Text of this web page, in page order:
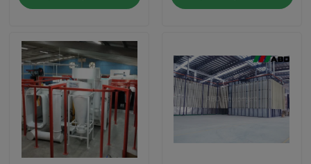
Au sujet de nous
Visite d'usine
Contrôle de qualité
revêtement de poudre